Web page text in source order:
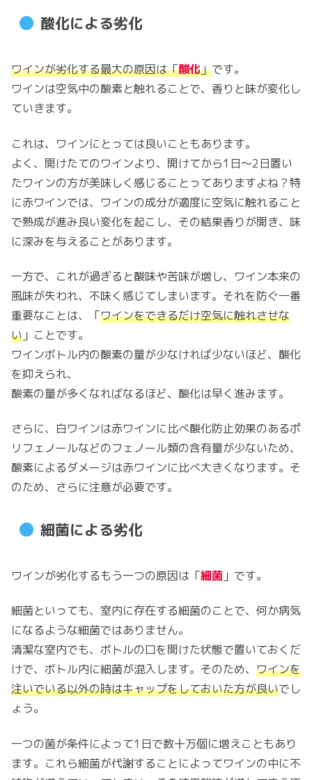
酸化による劣化
ワインが劣化する最大の原因は「酸化」です。
ワインは空気中の酸素と触れることで、香りと味が変化し
ていきます。
これは、ワインにとっては良いこともあります。
よく、開けたてのワインより、開けてから1日〜2日置い
たワインの方が美味しく感じることってありますよね？特
に赤ワインでは、ワインの成分が適度に空気に触れること
で熟成が進み良い変化を起こし、その結果香りが開き、味
に深みを与えることがあります。
一方で、これが過ぎると酸味や苦味が増し、ワイン本来の
風味が失われ、不味く感じてしまいます。それを防ぐ一番
重要なことは、「ワインをできるだけ空気に触れさせな
い 」ことです。
ワインボトル内の酸素の量が少なければ少ないほど、酸化
を抑えられ、
酸素の量が多くなればなるほど、酸化は早く進みます。
さらに、白ワインは赤ワインに比べ酸化防止効果のあるポ
リフェノールなどのフェノール類の含有量が少ないため、
酸素によるダメージは赤ワインに比べ大きくなります。そ
のため、さらに注意が必要です。
細菌による劣化
ワインが劣化するもう一つの原因は「細菌 」です。
細菌といっても、室内に存在する細菌のことで、何か病気
になるような細菌ではありません。
清潔な室内でも、ボトルの口を開けた状態で置いておくだ
けで、ボトル内に細菌が混入します。そのため、 ワインを
注いでいる以外の時はキャップをしておいた方が良いでし
ょう。
一つの菌が条件によって1日で数十万個に増えこともあり
ます。これら細菌が代謝することによってワインの中に不